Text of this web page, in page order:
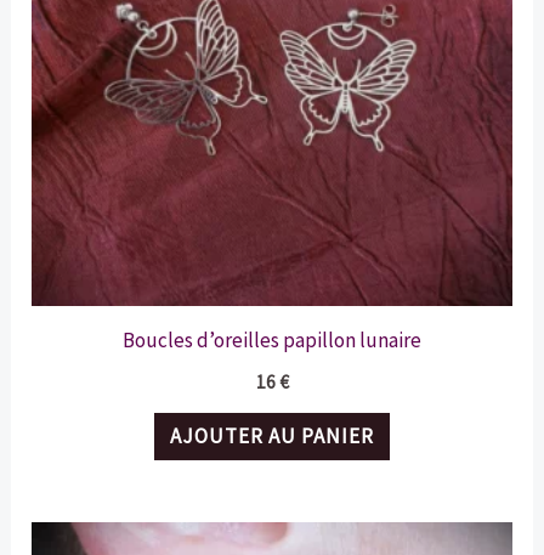
Boucles d’oreilles papillon lunaire
16€
AJOUTER AU PANIER